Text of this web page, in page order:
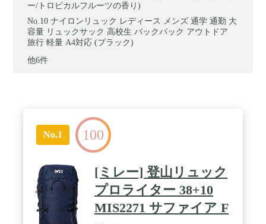
ー/トロピカルフルーツの香り)
ナイロンリュック レディース メンズ 通学 通勤 大
容量 リュックサック 高校生 バックパック アウトドア
旅行 軽量 A4対応 (ブラック)
他6件
No.1 100
[ミレー] 登山リュック
プロライター 38+10
MIS2271 サファイア F